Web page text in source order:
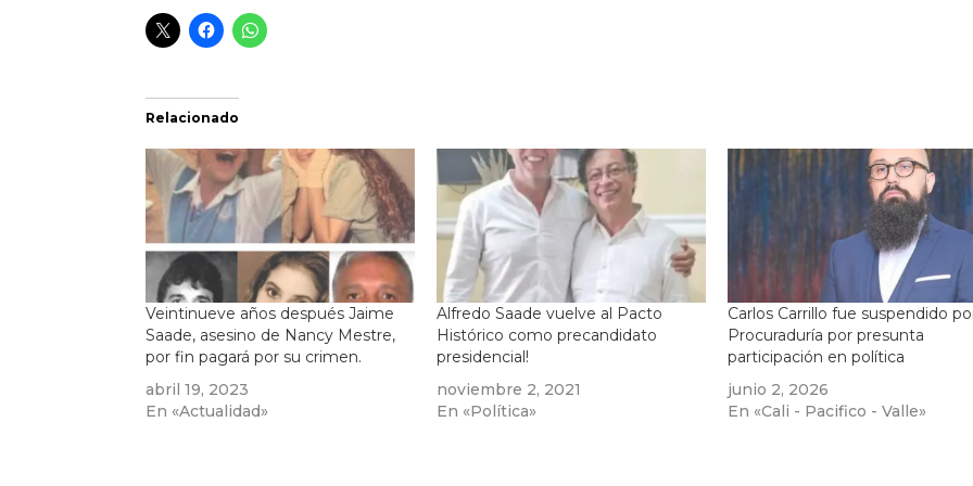
Relacionado
Veintinueve años después Jaime
Saade, asesino de Nancy Mestre,
por fin pagará por su crimen.
abril 19, 2023
En «Actualidad»
Alfredo Saade vuelve al Pacto
Histórico como precandidato
presidencial!
noviembre 2, 2021
En «Política»
Carlos Carrillo fue suspendido
Procuraduría por presunta
participación en política
junio 2, 2026
En «Cali - Pacifico - Valle»